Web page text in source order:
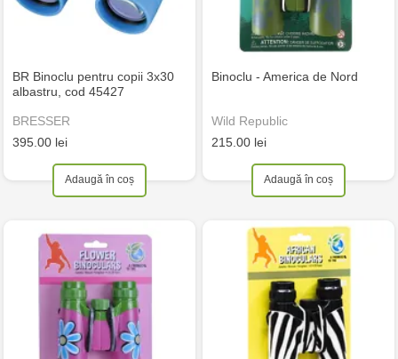
BR Binoclu pentru copii 3x30
albastru, cod 45427
BRESSER
395.00 lei
Adaugă în coș
Binoclu - America de Nord
Wild Republic
215.00 lei
Adaugă în coș